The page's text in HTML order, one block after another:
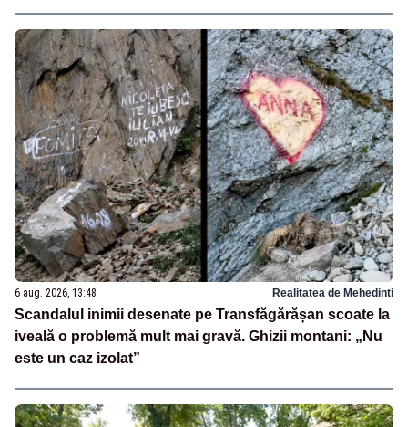
6 aug. 2026, 13:48 Realitatea de Mehedinti
Scandalul inimii desenate pe Transfăgărășan scoate la
iveală o problemă mult mai gravă. Ghizii montani: „Nu
este un caz izolat”